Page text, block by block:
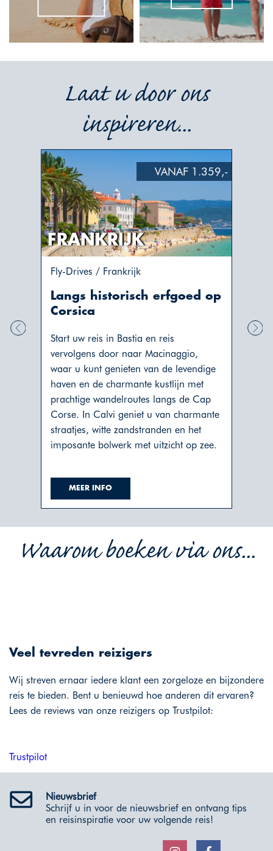
Laat u door ons
inspireren...
FRANKRIJK
VANAF 1.359,-
Fly-Drives / Frankrijk
Langs historisch erfgoed op
Corsica
Start uw reis in Bastia en reis
vervolgens door naar Macinaggio,
waar u kunt genieten van de levendige
haven en de charmante kustlijn met
prachtige wandelroutes langs de Cap
Corse. In Calvi geniet u van charmante
straatjes, witte zandstranden en het
imposante bolwerk met uitzicht op zee.
MEER INFO
Waarom boeken via ons...
Veel tevreden reizigers
Wij streven ernaar iedere klant een zorgeloze en bijzondere
reis te bieden. Bent u benieuwd hoe anderen dit ervaren?
Lees de reviews van onze reizigers op Trustpilot:
Trustpilot
Nieuwsbrief
Schrijf u in voor de nieuwsbrief en ontvang tips
en reisinspiratie voor uw volgende reis!